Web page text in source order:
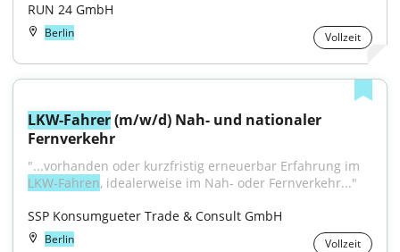
RUN 24 GmbH
Berlin Vollzeit
LKW-Fahrer (m/w/d) Nah- und nationaler
Fernverkehr
LKW-Fahren, idealerweise im Nah- oder Fernverkehr..."
SSP Konsumgueter Trade & Consult GmbH
Berlin Vollzeit